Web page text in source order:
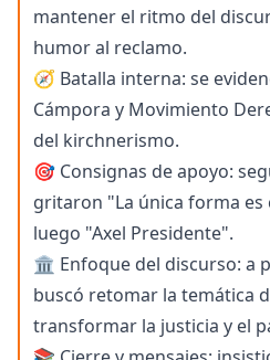
mantener el ritmo del
humor al reclamo.
🧭 Batalla interna: se
Cámpora y Movimiento
del kirchnerismo.
🎯 Consignas de apoyo:
gritaron "La única forma es
luego "Axel Presidente".
🏛️ Enfoque del discurso: a
buscó retomar la temática
transformar la justicia y el